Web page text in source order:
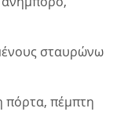
σταυρώνω
πόρτα, πέμπτη